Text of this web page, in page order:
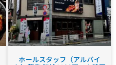
ホールスタッフ（アルバイ